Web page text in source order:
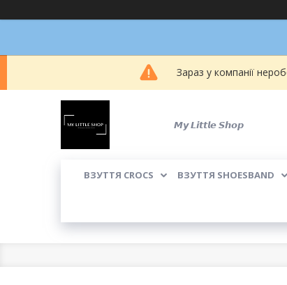
Зараз у компанії
𝙈𝙮 𝙇𝙞𝙩𝙩𝙡𝙚 𝙎𝙝𝙤𝙥
ВЗУТТЯ CROCS ВЗУТТЯ SHOESBAND